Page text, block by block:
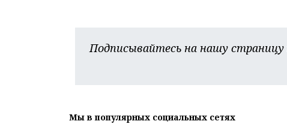
Подписывайтесь на нашу
Мы в популярных социальных сетях